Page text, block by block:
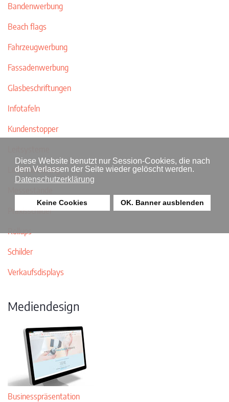
Diese Website benutzt nur Session-Cookies, die nach
dem Verlassen der Seite wieder gelöscht werden.
Datenschutzerklärung
Keine Cookies OK. Banner ausblenden
Bandenwerbung
Beach flags
Fahrzeugwerbung
Fassadenwerbung
Glasbeschriftungen
Infotafeln
Kundenstopper
Leuchtwerbung
Praxisschilder
Rollups
Schilder
Verkaufsdisplays
Mediendesign
Businesspräsentation